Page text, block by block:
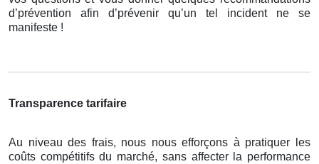
d’prévention afin d’prévenir qu’un tel incident ne se
manifeste !
Transparence tarifaire
Au niveau des frais, nous nous efforçons à pratiquer les
coûts compétitifs du marché, sans affecter la performance